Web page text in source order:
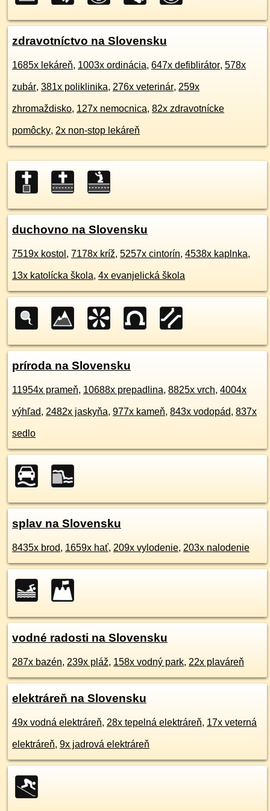
zdravotníctvo na Slovensku
1685x lekáreň, 1003x ordinácia, 647x defiblirátor, 578x
zubár, 381x poliklinika, 276x veterinár, 259x
zhromaždisko, 127x nemocnica, 82x zdravotnícke
pomôcky, 2x non-stop lekáreň
duchovno na Slovensku
7519x kostol , 7178x kríž, 5257x cintorín, 4538x kaplnka,
13x katolícka škola, 4x evanjelická škola
príroda na Slovensku
11954x prameň, 10688x prepadlina, 8825x vrch, 4004x
výhľad, 2482x jaskyňa, 977x kameň, 843x vodopád, 837x
sedlo
splav na Slovensku
8435x brod, 1659x hať, 209x vylodenie, 203x nalodenie
vodné radosti na Slovensku
287x bazén, 239x pláž, 158x vodný park, 22x plaváreň
elektráreň na Slovensku
49x vodná elektráreň, 28x tepelná elektráreň, 17x veterná
elektráreň, 9x jadrová elektráreň